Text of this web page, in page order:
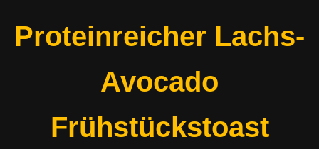
Proteinreicher Lachs-
Avocado
Frühstückstoast